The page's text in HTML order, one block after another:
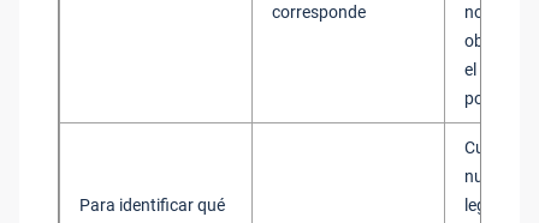
corresponde
no
el
por ley
Para identificar qué
nuestros
legítimos